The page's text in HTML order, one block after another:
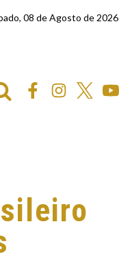
08 de Agosto de 2026